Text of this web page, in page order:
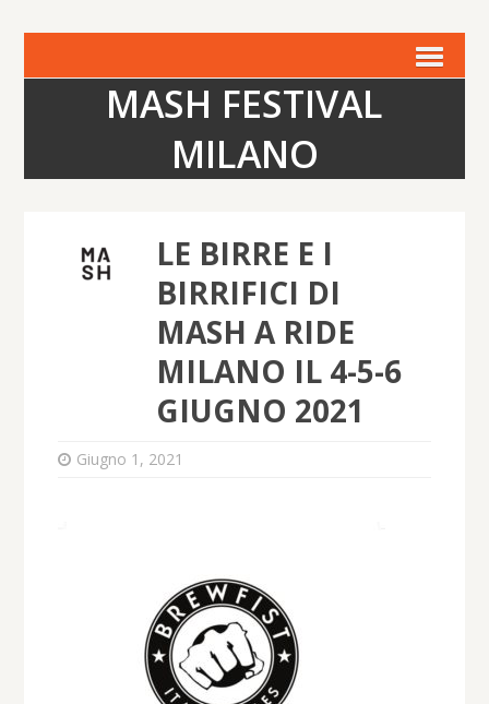
MASH FESTIVAL
MILANO
LE BIRRE E I
BIRRIFICI DI
MASH A RIDE
MILANO IL 4-5-6
GIUGNO 2021
Giugno 1, 2021